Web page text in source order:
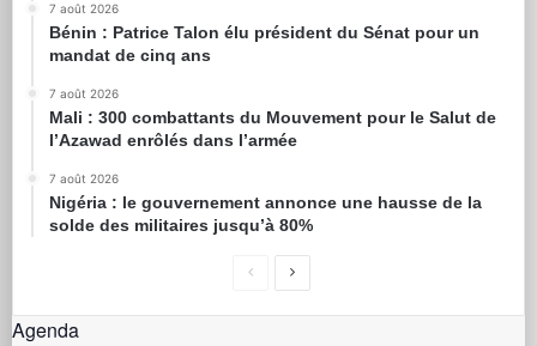
7 août 2026
Bénin : Patrice Talon élu président du Sénat pour un
mandat de cinq ans
7 août 2026
Mali : 300 combattants du Mouvement pour le Salut de
l’Azawad enrôlés dans l’armée
7 août 2026
Nigéria : le gouvernement annonce une hausse de la
solde des militaires jusqu’à 80%
Agenda